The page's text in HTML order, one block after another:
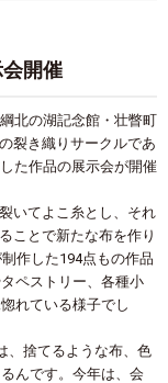
開催
北の湖記念館・壮瞥町
裂き織りサークルであ
た作品の展示会が開催
いてよこ糸とし、それ
ことで新たな布を作り
作した194点もの作品
ペストリー、各種小
れている様子でし
、捨てるような布、色
んです。今年は、会